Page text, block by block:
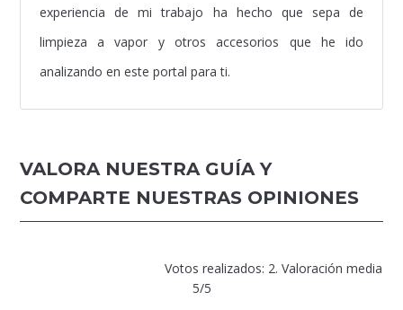
experiencia de mi trabajo ha hecho que sepa de
limpieza a vapor y otros accesorios que he ido
analizando en este portal para ti.
VALORA NUESTRA GUÍA Y
COMPARTE NUESTRAS OPINIONES
Votos realizados: 2. Valoración media
5/5